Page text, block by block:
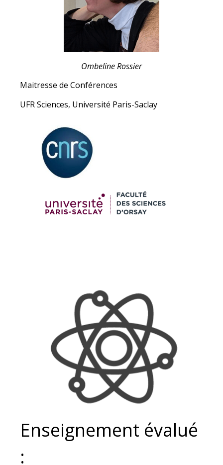
Ombeline Rossier
Maitresse de Conférences
UFR Sciences, Université Paris-Saclay
Enseignement évalué
: